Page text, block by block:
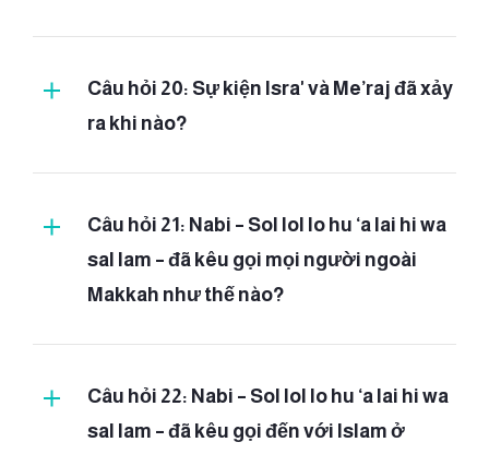
Câu hỏi 20: Sự kiện Isra' và Me’raj đã xảy
ra khi nào?
Isra':
Me’raj:
Câu hỏi 21: Nabi – Sol lol lo hu ‘a lai hi wa
sal lam – đã kêu gọi mọi người ngoài
Makkah như thế nào?
Câu hỏi 22: Nabi – Sol lol lo hu ‘a lai hi wa
sal lam – đã kêu gọi đến với Islam ở